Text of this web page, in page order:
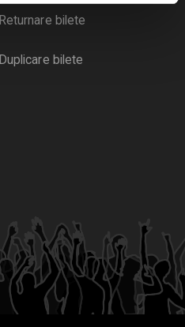
Returnare bilete
Duplicare bilete